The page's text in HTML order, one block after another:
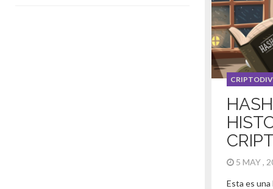
5 MAY ,
Esta es